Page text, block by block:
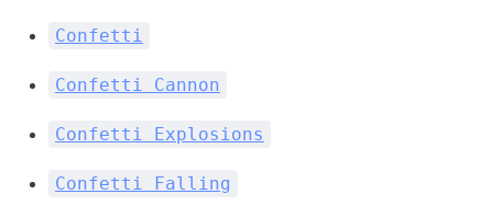
Confetti
Confetti Cannon
Confetti Explosions
Confetti Falling